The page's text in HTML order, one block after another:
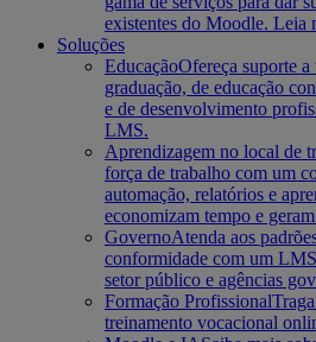
existentes do Moodle. Leia
Soluções
EducaçãoOfereça suporte
graduação, de educação
e de desenvolvimento
LMS.
Aprendizagem no local de
força de trabalho com um
automação, relatórios e
economizam tempo e
GovernoAtenda aos
conformidade com um
setor público e agências
Formação Profissional
treinamento vocacional